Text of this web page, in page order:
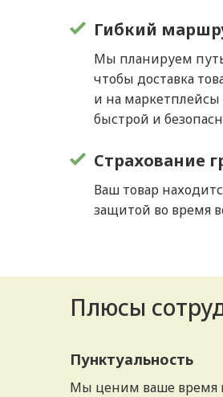
Гибкий
Мы планируем
чтобы доставка
и на
быстрой и
Страхование
Ваш товар
защитой во время
Плюсы
Пунктуальность
Мы ценим ваше время